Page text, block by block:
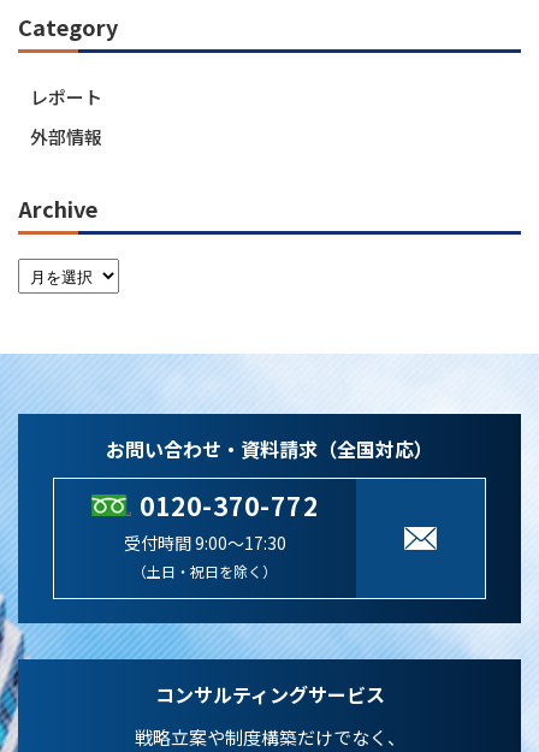
Category
レポート
外部情報
Archive
お問い合わせ・資料請求（全国対応）
0120-370-772
受付時間 9:00～17:30
（土日・祝日を除く）
コンサルティングサービス
戦略立案や制度構築だけでなく、